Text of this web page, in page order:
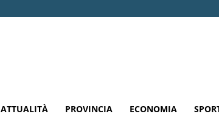
ATTUALITÀ PROVINCIA ECONOMIA